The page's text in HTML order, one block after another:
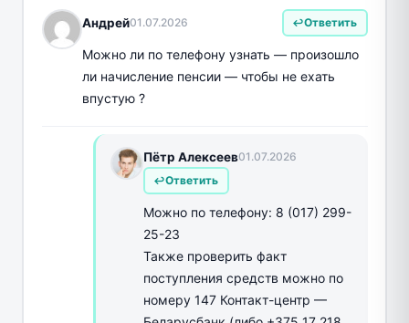
Андрей01.07.2026 Ответить
Можно ли по телефону узнать — произошло
ли начисление пенсии — чтобы не ехать
впустую ?
Пётр Алексеев01.07.2026
Ответить
Можно по телефону: 8 (017) 299-
25-23
Также проверить факт
поступления средств можно по
номеру 147 Контакт-центр —